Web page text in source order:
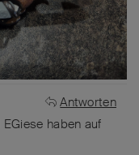
Antworten
EGiese haben auf